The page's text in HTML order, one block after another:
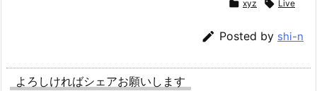
 xyz  Live
 Posted by shi-n
よろしければシェアお願いします